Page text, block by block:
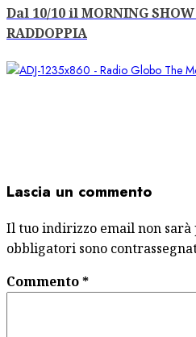
Dal 10/10 il MORNING
RADDOPPIA
Lascia un commento
Il tuo indirizzo email non sarà
obbligatori sono
Commento*